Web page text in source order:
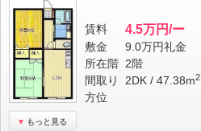
もっと見る
賃料 4.5万円/ー
敷金 9.0万円礼金
所在階 2階
間取り
2DK / 47.38m2
方位